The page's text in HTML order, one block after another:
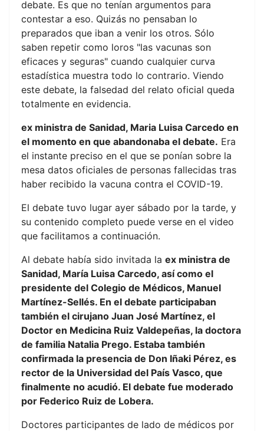
debate. Es que no tenían argumentos para
contestar a eso. Quizás no pensaban lo
preparados que iban a venir los otros. Sólo
saben repetir como loros "las vacunas son
eficaces y seguras" cuando cualquier curva
estadística muestra todo lo contrario. Viendo
este debate, la falsedad del relato oficial queda
totalmente en evidencia.
ex ministra de Sanidad, Maria Luisa Carcedo en
el momento en que abandonaba el debate. Era
el instante preciso en el que se ponían sobre la
mesa datos oficiales de personas fallecidas tras
haber recibido la vacuna contra el COVID-19.
El debate tuvo lugar ayer sábado por la tarde, y
su contenido completo puede verse en el video
que facilitamos a continuación.
Al debate había sido invitada la ex ministra de
Sanidad, María Luisa Carcedo, así como el
presidente del Colegio de Médicos, Manuel
Martínez-Sellés. En el debate participaban
también el cirujano Juan José Martínez, el
Doctor en Medicina Ruiz Valdepeñas, la doctora
de familia Natalia Prego. Estaba también
confirmada la presencia de Don Iñaki Pérez, es
rector de la Universidad del País Vasco, que
finalmente no acudió. El debate fue moderado
por Federico Ruiz de Lobera.
Doctores participantes de lado de médicos por